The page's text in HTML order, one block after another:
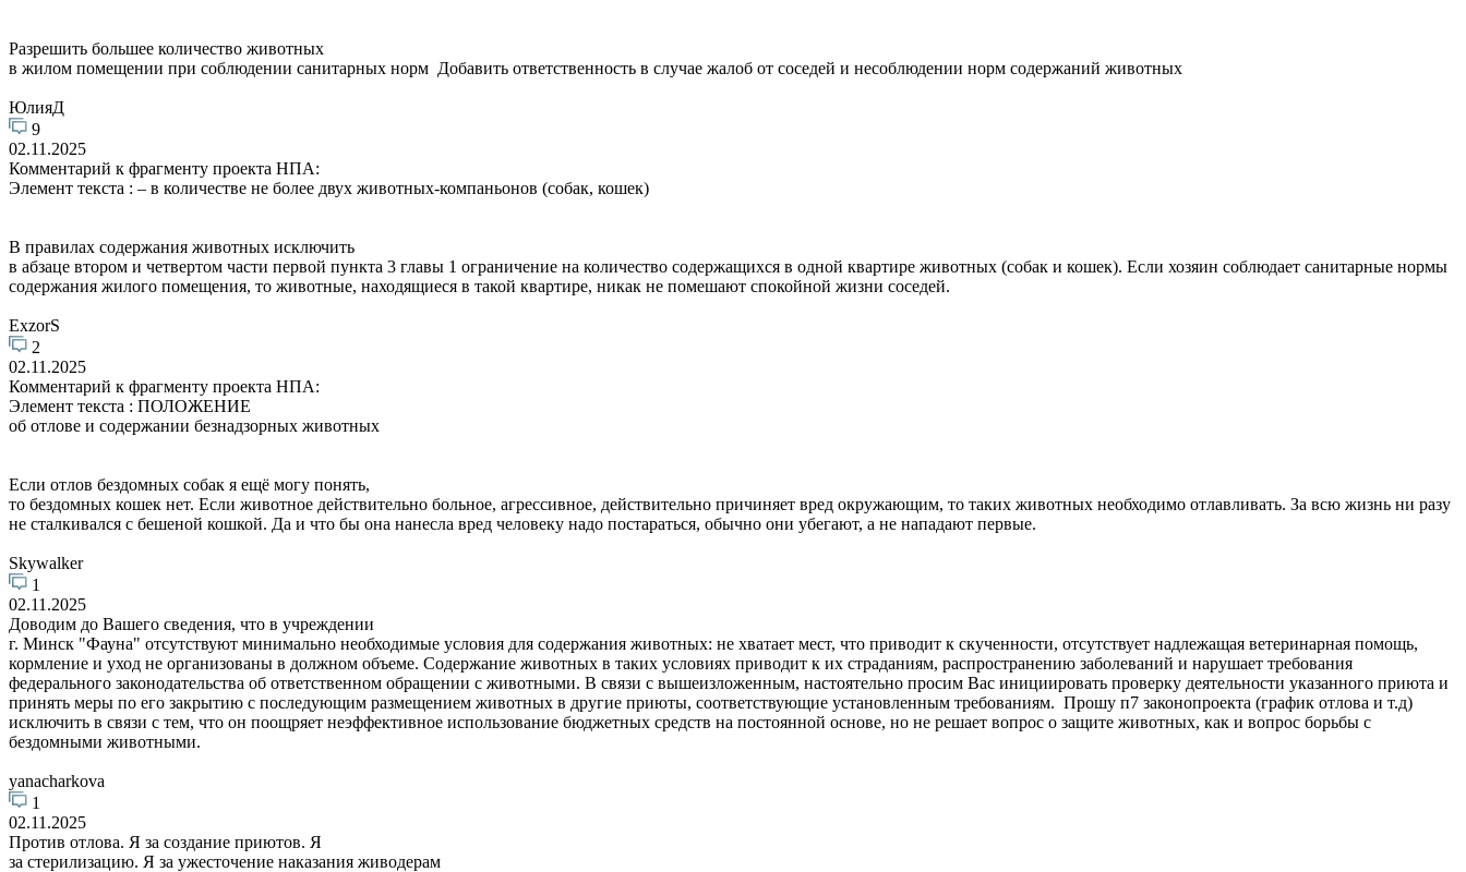
Разрешить большее количество животных
в жилом помещении при соблюдении санитарных норм Добавить ответственность в случае жалоб от соседей и несоблюдении норм содержаний животных
ЮлияД
9
02.11.2025
Комментарий к фрагменту проекта НПА:
Элемент текста : – в количестве не более двух животных-компаньонов (собак, кошек)
В правилах содержания животных исключить
в абзаце втором и четвертом части первой пункта 3 главы 1 ограничение на количество содержащихся в одной квартире животных (собак и кошек). Если хозяин соблюдает санитарные нормы
содержания жилого помещения, то животные, находящиеся в такой квартире, никак не помешают спокойной жизни соседей.
ExzorS
2
02.11.2025
Комментарий к фрагменту проекта НПА:
Элемент текста : ПОЛОЖЕНИЕ
об отлове и содержании безнадзорных животных
Если отлов бездомных собак я ещё могу понять,
то бездомных кошек нет. Если животное действительно больное, агрессивное, действительно причиняет вред окружающим, то таких животных необходимо отлавливать. За всю жизнь ни разу
не сталкивался с бешеной кошкой. Да и что бы она нанесла вред человеку надо постараться, обычно они убегают, а не нападают первые.
Skywalker
1
02.11.2025
Доводим до Вашего сведения, что в учреждении
г. Минск "Фауна" отсутствуют минимально необходимые условия для содержания животных: не хватает мест, что приводит к скученности, отсутствует надлежащая ветеринарная помощь,
кормление и уход не организованы в должном объеме. Содержание животных в таких условиях приводит к их страданиям, распространению заболеваний и нарушает требования
федерального законодательства об ответственном обращении с животными. В связи с вышеизложенным, настоятельно просим Вас инициировать проверку деятельности указанного приюта и
принять меры по его закрытию с последующим размещением животных в другие приюты, соответствующие установленным требованиям. Прошу п7 законопроекта (график отлова и т.д)
исключить в связи с тем, что он поощряет неэффективное использование бюджетных средств на постоянной основе, но не решает вопрос о защите животных, как и вопрос борьбы с
бездомными животными.
yanacharkova
1
02.11.2025
Против отлова. Я за создание приютов. Я
за стерилизацию. Я за ужесточение наказания живодерам